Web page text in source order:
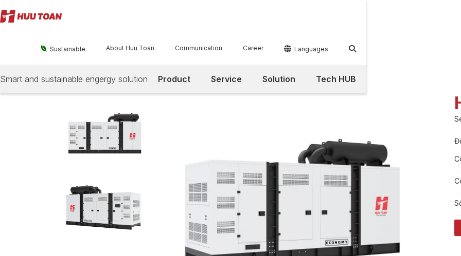
 Sustainable About Huu Toan Communication Career  Languages 
Product Service Solution Tech HUB
Smart and sustainable engergy solution